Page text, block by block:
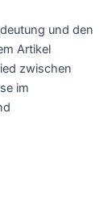
und den
Artikel
zwischen
im